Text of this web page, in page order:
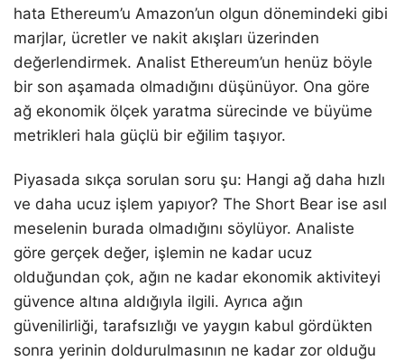
hata Ethereum’u Amazon’un olgun dönemindeki gibi
marjlar, ücretler ve nakit akışları üzerinden
değerlendirmek. Analist Ethereum’un henüz böyle
bir son aşamada olmadığını düşünüyor. Ona göre
ağ ekonomik ölçek yaratma sürecinde ve büyüme
metrikleri hala güçlü bir eğilim taşıyor.
Piyasada sıkça sorulan soru şu: Hangi ağ daha hızlı
ve daha ucuz işlem yapıyor? The Short Bear ise asıl
meselenin burada olmadığını söylüyor. Analiste
göre gerçek değer, işlemin ne kadar ucuz
olduğundan çok, ağın ne kadar ekonomik aktiviteyi
güvence altına aldığıyla ilgili. Ayrıca ağın
güvenilirliği, tarafsızlığı ve yaygın kabul gördükten
sonra yerinin doldurulmasının ne kadar zor olduğu